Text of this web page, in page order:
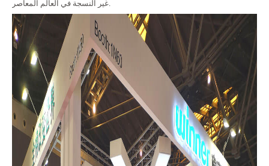
غير النسجة في العالم المعاصر.